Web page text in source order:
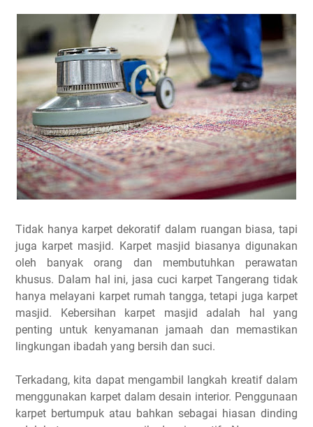
Tidak hanya karpet dekoratif dalam ruangan biasa, tapi
juga karpet masjid. Karpet masjid biasanya digunakan
oleh banyak orang dan membutuhkan perawatan
khusus. Dalam hal ini, jasa cuci karpet Tangerang tidak
hanya melayani karpet rumah tangga, tetapi juga karpet
masjid. Kebersihan karpet masjid adalah hal yang
penting untuk kenyamanan jamaah dan memastikan
lingkungan ibadah yang bersih dan suci.
Terkadang, kita dapat mengambil langkah kreatif dalam
menggunakan karpet dalam desain interior. Penggunaan
karpet bertumpuk atau bahkan sebagai hiasan dinding